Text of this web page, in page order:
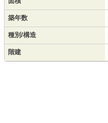
築年数
種別/構造
階建